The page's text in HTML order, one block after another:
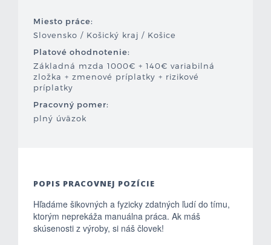
Uchádzači
Zamestnávatelia
Miesto práce:
Slovensko / Košický kraj / Košice
Platové ohodnotenie:
Základná mzda 1000€ + 140€ variabilná
zložka + zmenové príplatky + rizikové
príplatky
Pracovný pomer:
plný úväzok
POPIS PRACOVNEJ POZÍCIE
Hľadáme šikovných a fyzicky zdatných ľudí do tímu,
ktorým neprekáža manuálna práca. Ak máš
skúsenosti z výroby, si náš človek!